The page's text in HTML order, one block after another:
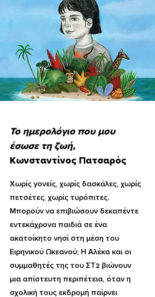
Το ημερολόγιο που μου
έσωσε τη ζωή,
Κωνσταντίνος Πατσαρός
Χωρίς γονείς, χωρίς δασκάλες, χωρίς
πετσέτες, χωρίς τυρόπιτες.
Μπορούν να επιβιώσουν δεκαπέντε
εντεκάχρονα παιδιά σε ένα
ακατοίκητο νησί στη μέση του
Ειρηνικού Ωκεανού; Η Αλέκα και οι
συμμαθητές της του ΣΤ2 βιώνουν
μια απίστευτη περιπέτεια, όταν η
σχολική τους εκδρομή παίρνει